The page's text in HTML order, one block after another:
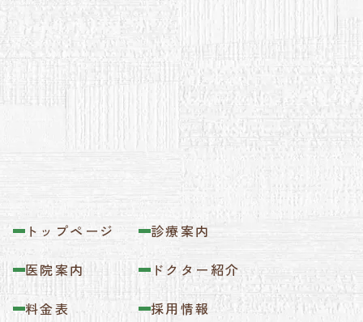
トップページ
診療案内
医院案内
ドクター紹介
料金表
採用情報